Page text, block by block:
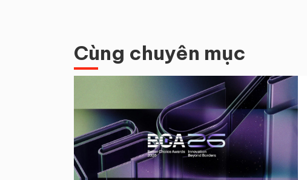
Cùng chuyên mục